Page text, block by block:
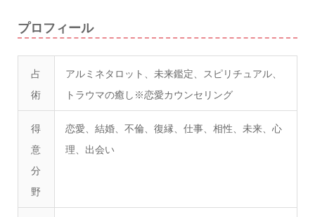
プロフィール
占
術
アルミネタロット、未来鑑定、スピリチュアル、
トラウマの癒し※恋愛カウンセリング
得
意
分
野
恋愛、結婚、不倫、復縁、仕事、相性、未来、心
理、出会い